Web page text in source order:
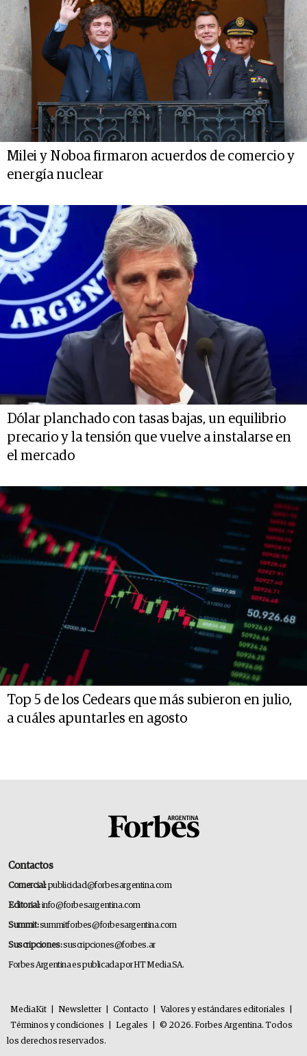
Milei y Noboa firmaron acuerdos de comercio y
energía nuclear
Dólar planchado con tasas bajas, un equilibrio
precario y la tensión que vuelve a instalarse en
el mercado
Top 5 de los Cedears que más subieron en julio,
a cuáles apuntarles en agosto
Contactos
Comercial:publicidad@forbesargentina.com
Editorial:info@forbesargentina.com
Summit:summitforbes@forbesargentina.com
Suscripciones:suscripciones@forbes.ar
Forbes Argentina es publicada por HT Media SA.
MediaKit Newsletter Contacto Valores y estándares editoriales
Términos y condiciones
Legales
© 2026. Forbes Argentina. Todos
los derechos reservados.